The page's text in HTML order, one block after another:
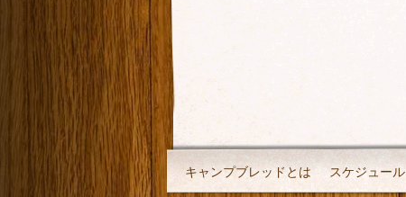
キャンプブレッドとは スケジュール